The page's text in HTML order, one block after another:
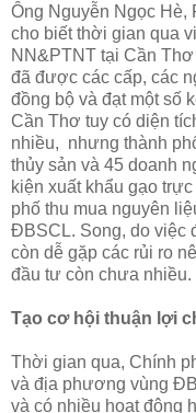
Ông Nguyễn Ngọc Hè,
cho biết thời gian qua
NN&PTNT tại Cần
đã được các cấp, các
đồng bộ và đạt một số
Cần Thơ tuy có diện
nhiều, nhưng thành
thủy sản và 45 doanh
kiện xuất khẩu gạo
phố thu mua nguyên
ÐBSCL. Song, do việc
còn dễ gặp các rủi ro
đầu tư còn chưa nhiều.
Tạo cơ hội thuận lợi
Thời gian qua, Chính
và địa phương vùng
và có nhiều hoạt động